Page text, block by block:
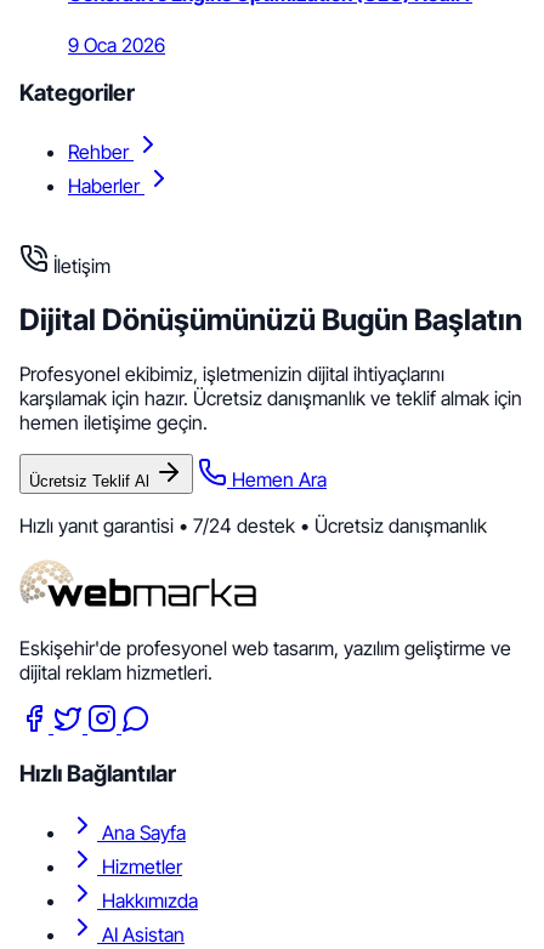
9 Oca 2026
Kategoriler
Rehber
Haberler
İletişim
Dijital Dönüşümünüzü Bugün Başlatın
Profesyonel ekibimiz, işletmenizin dijital ihtiyaçlarını
karşılamak için hazır. Ücretsiz danışmanlık ve teklif almak için
hemen iletişime geçin.
Ücretsiz Teklif Al
Hemen Ara
Hızlı yanıt garantisi • 7/24 destek • Ücretsiz danışmanlık
Eskişehir'de profesyonel web tasarım, yazılım geliştirme ve
dijital reklam hizmetleri.
Hızlı Bağlantılar
Ana Sayfa
Hizmetler
Hakkımızda
AI Asistan